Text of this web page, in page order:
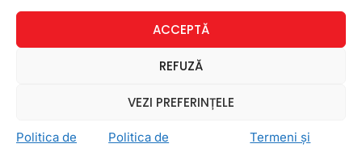
ACCEPTĂ
REFUZĂ
VEZI PREFERINȚELE
Politica de
Politica de
Termeni și
realizat de